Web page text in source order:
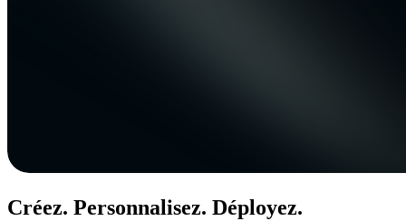
Créez. Personnalisez. Déployez.